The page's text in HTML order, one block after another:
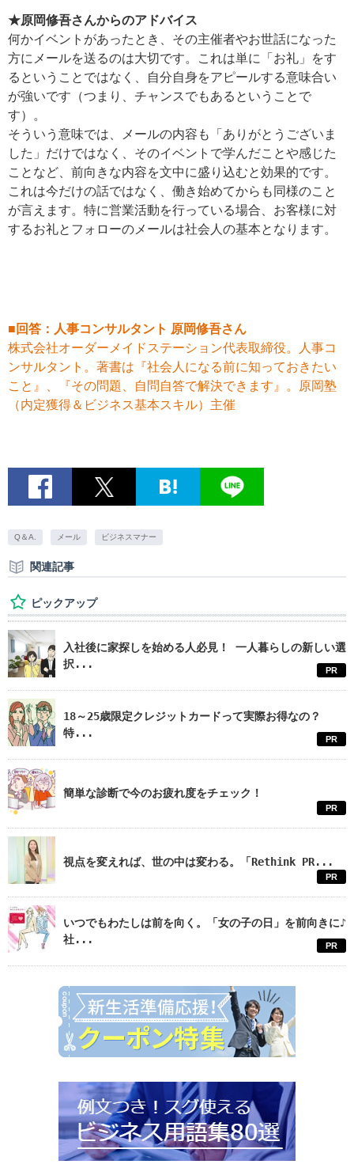
★原岡修吾さんからのアドバイス
何かイベントがあったとき、その主催者やお世話になった
方にメールを送るのは大切です。これは単に「お礼」をす
るということではなく、自分自身をアピールする意味合い
が強いです（つまり、チャンスでもあるということで
す）。
そういう意味では、メールの内容も「ありがとうございま
した」だけではなく、そのイベントで学んだことや感じた
ことなど、前向きな内容を文中に盛り込むと効果的です。
これは今だけの話ではなく、働き始めてからも同様のこと
が言えます。特に営業活動を行っている場合、お客様に対
するお礼とフォローのメールは社会人の基本となります。
■回答：人事コンサルタント 原岡修吾さん
株式会社オーダーメイドステーション代表取締役。人事コ
ンサルタント。著書は『社会人になる前に知っておきたい
こと』、『その問題、自問自答で解決できます』。原岡塾
（内定獲得＆ビジネス基本スキル）主催
Q＆A. メール ビジネスマナー
関連記事
ピックアップ
入社後に家探しを始める人必見！ 一人暮らしの新しい選
択...
PR
18～25歳限定クレジットカードって実際お得なの？
特...
PR
簡単な診断で今のお疲れ度をチェック！
PR
視点を変えれば、世の中は変わる。「Rethink PR...
PR
いつでもわたしは前を向く。「女の子の日」を前向きに♪
社...
PR